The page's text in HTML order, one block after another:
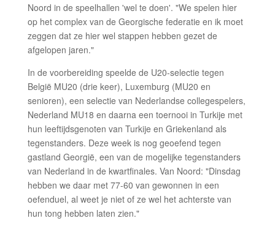
Noord in de speelhallen 'wel te doen'. "We spelen hier
op het complex van de Georgische federatie en ik moet
zeggen dat ze hier wel stappen hebben gezet de
afgelopen jaren."
In de voorbereiding speelde de U20-selectie tegen
België MU20 (drie keer), Luxemburg (MU20 en
senioren), een selectie van Nederlandse collegespelers,
Nederland MU18 en daarna een toernooi in Turkije met
hun leeftijdsgenoten van Turkije en Griekenland als
tegenstanders. Deze week is nog geoefend tegen
gastland Georgië, een van de mogelijke tegenstanders
van Nederland in de kwartfinales. Van Noord: "Dinsdag
hebben we daar met 77-60 van gewonnen in een
oefenduel, al weet je niet of ze wel het achterste van
hun tong hebben laten zien."